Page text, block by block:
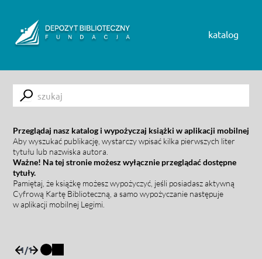
katalog
Submit
Przeglądaj nasz katalog i wypożyczaj książki w aplikacji mobilnej
Aby wyszukać publikację, wystarczy wpisać kilka pierwszych liter
tytułu lub nazwiska autora.
Ważne! Na tej stronie możesz wyłącznie przeglądać dostępne
tytuły.
Pamiętaj, że książkę możesz wypożyczyć, jeśli posiadasz aktywną
Cyfrową Kartę Biblioteczną, a samo wypożyczanie następuje
w aplikacji mobilnej Legimi.
1/1